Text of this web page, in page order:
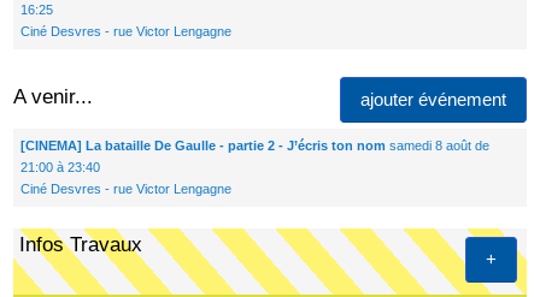
16:25
Ciné Desvres - rue Victor Lengagne
A venir... ajouter événement
[CINEMA] La bataille De Gaulle - partie 2 - J’écris ton nom samedi 8 août de
21:00 à 23:40
Ciné Desvres - rue Victor Lengagne
+
Infos Travaux